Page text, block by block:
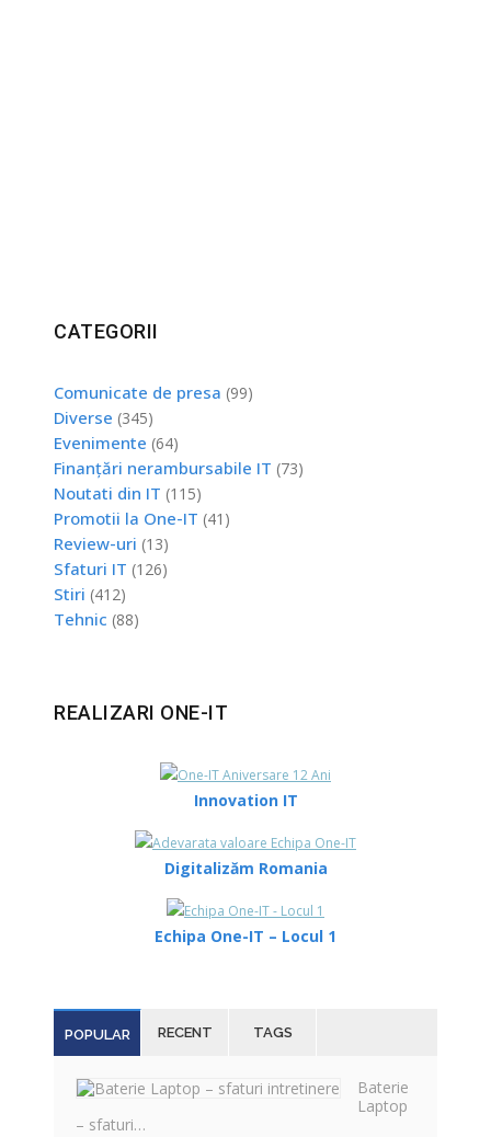
CATEGORII
Comunicate de presa (99)
Diverse (345)
Evenimente (64)
Finanțări nerambursabile IT (73)
Noutati din IT (115)
Promotii la One-IT (41)
Review-uri (13)
Sfaturi IT (126)
Stiri (412)
Tehnic (88)
REALIZARI ONE-IT
Innovation IT
Digitalizăm Romania
Echipa One-IT – Locul 1
POPULAR RECENT TAGS
Baterie
Laptop
– sfaturi…